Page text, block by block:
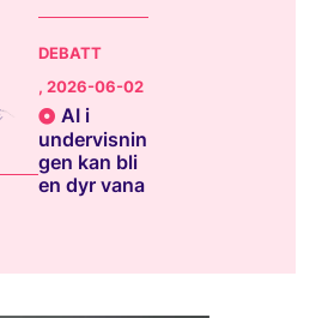
DEBATT
, 2026-06-02
AI i
undervisnin
gen kan bli
en dyr vana